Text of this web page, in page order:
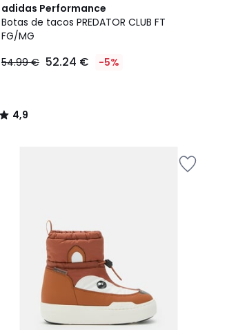
adidas Performance
Botas de tacos PREDATOR CLUB FT
FG/MG
54.99 € 52.24 € -5%
4,9
/ 5
4,9
/